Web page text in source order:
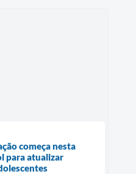
começa nesta
para atualizar